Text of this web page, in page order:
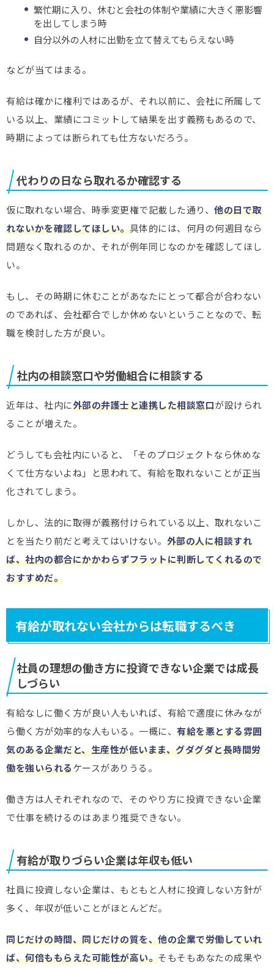
繁忙期に入り、休むと会社の体制や業績に大きく悪影響
を出してしまう時
自分以外の人材に出勤を立て替えてもらえない時
などが当てはまる。
有給は確かに権利ではあるが、それ以前に、会社に所属して
いる以上、業績にコミットして結果を出す義務もあるので、
時期によっては断られても仕方ないだろう。
代わりの日なら取れるか確認する
仮に取れない場合、時季変更権で記載した通り、 他の日で取
れないかを確認してほしい。具体的には、何月の何週目なら
問題なく取れるのか、それが例年同じなのかを確認してほし
い。
もし、その時期に休むことがあなたにとって都合が合わない
のであれば、会社都合でしか休めないということなので、転
職を検討した方が良い。
社内の相談窓口や労働組合に相談する
近年は、社内に外部の弁護士と連携した相談窓口が設けられ
ることが増えた。
どうしても会社内にいると、「そのプロジェクトなら休めな
くて仕方ないよね」と思われて、有給を取れないことが正当
化されてしまう。
しかし、法的に取得が義務付けられている以上、取れないこ
とを当たり前だと考えてはいけない。 外部の人に相談すれ
ば、社内の都合にかかわらずフラットに判断してくれるので
おすすめだ。
有給が取れない会社からは転職するべき
社員の理想の働き方に投資できない企業では成長
しづらい
有給なしに働く方が良い人もいれば、有給で適度に休みなが
ら働く方が効率的な人もいる。一概に、 有給を悪とする雰囲
気のある企業だと、生産性が低いまま、グダグダと長時間労
働を強いられるケースがありうる。
働き方は人それぞれなので、そのやり方に投資できない企業
で仕事を続けるのはあまり推奨できない。
有給が取りづらい企業は年収も低い
社員に投資しない企業は、もともと人材に投資しない方針が
多く、年収が低いことがほとんどだ。
同じだけの時間、同じだけの質を、他の企業で労働していれ
ば、何倍ももらえた可能性が高い。そもそもあなたの成果や